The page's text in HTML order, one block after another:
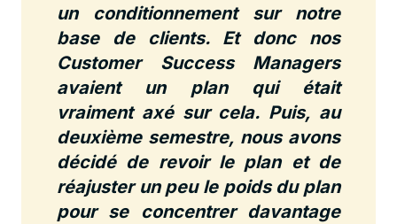
un conditionnement sur notre
base de clients. Et donc nos
Customer Success Managers
avaient un plan qui était
vraiment axé sur cela. Puis, au
deuxième semestre, nous avons
décidé de revoir le plan et de
réajuster un peu le poids du plan
pour se concentrer davantage